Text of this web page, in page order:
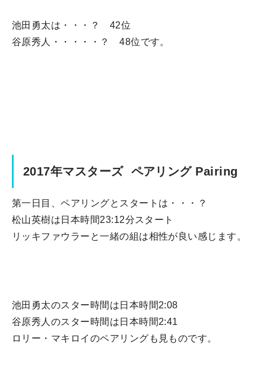
池田勇太は・・・？ 42位
谷原秀人・・・・・？ 48位です。
2017年マスターズ ペアリング Pairing
第一日目、ペアリングとスタートは・・・？
松山英樹は日本時間23:12分スタート
リッキファウラーと一緒の組は相性が良い感じます。
池田勇太のスター時間は日本時間2:08
谷原秀人のスター時間は日本時間2:41
ロリー・マキロイのペアリングも見ものです。